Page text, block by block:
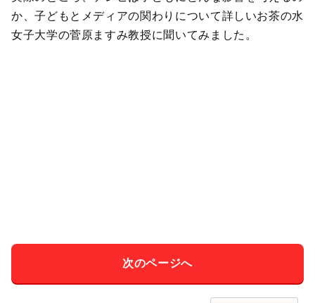
か、子どもとメディアの関わりについて詳しいお茶の水
女子大学の菅原ますみ教授に聞いてみました。
次のページへ